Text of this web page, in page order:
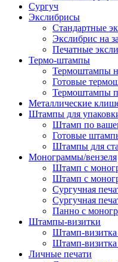
Сургуч
Экслибрисы
Стандартные
Экслибрис на
Печатные
Термо-штампы
Термоштампы
Готовые
Термоштампы
Металлические
Штампы для
Штамп по
Готовые
Штампы для
Монограммы/вензеля
Штамп с
Штамп с
Сургучная
Сургучная
Панно с
Штампы-визитки
Штамп-
Штамп-
Личные печати